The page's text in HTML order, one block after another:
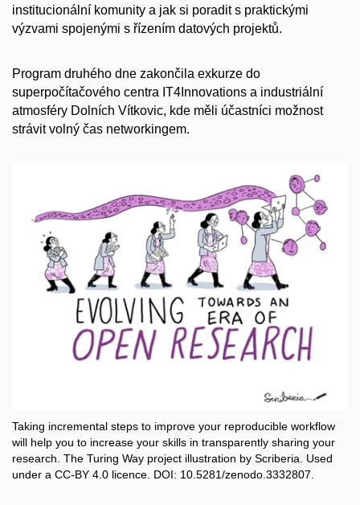
institucionální komunity a jak si poradit s praktickými
výzvami spojenými s řízením datových projektů.
Program druhého dne zakončila exkurze do
superpočítačového centra IT4Innovations a industriální
atmosféry Dolních Vítkovic, kde měli účastníci možnost
strávit volný čas networkingem.
Taking incremental steps to improve your reproducible workflow
will help you to increase your skills in transparently sharing your
research. The Turing Way project illustration by Scriberia. Used
under a CC-BY 4.0 licence. DOI: 10.5281/zenodo.3332807.